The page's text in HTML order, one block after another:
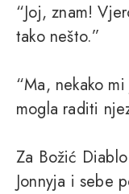
“Joj, znam!
tako nešto.”
“Ma, nekako
mogla raditi
Za Božić
Jonnyja i sebe